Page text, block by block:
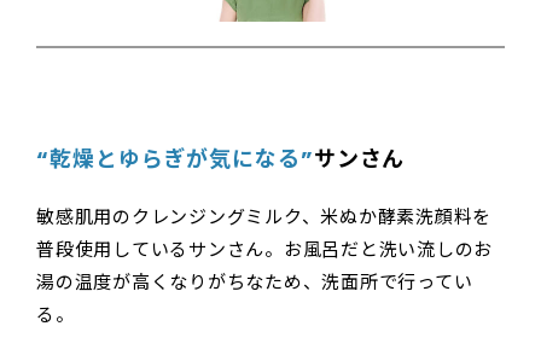
“乾燥とゆらぎが気になる”サンさん
敏感肌用のクレンジングミルク、米ぬか酵素洗顔料を
普段使用しているサンさん。お風呂だと洗い流しのお
湯の温度が高くなりがちなため、洗面所で行ってい
る。